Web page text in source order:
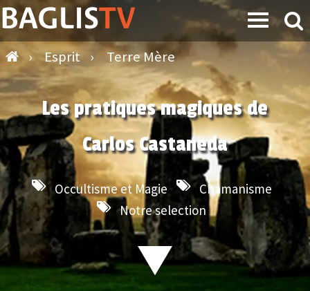
› Esprit › Terre Mère
Les pratiques magiques de
Carlos Castaneda
Occultisme et Magie
Chamanisme
Notre selection